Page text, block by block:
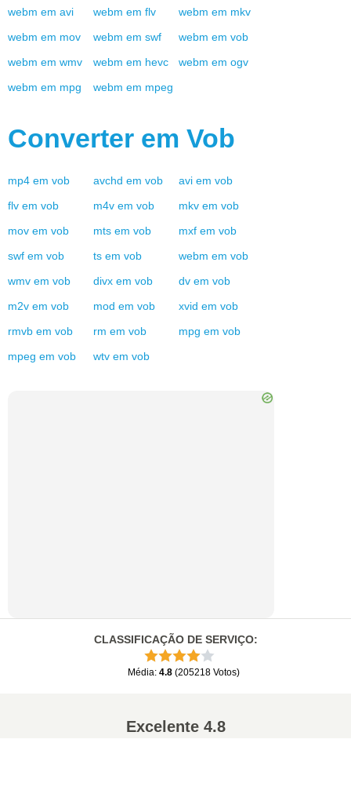
webm em avi webm em flv webm em mkv
webm em mov webm em swf webm em vob
webm em wmv webm em hevc webm em ogv
webm em mpg webm em mpeg
Converter em Vob
mp4 em vob avchd em vob avi em vob
flv em vob m4v em vob mkv em vob
mov em vob mts em vob mxf em vob
swf em vob ts em vob webm em vob
wmv em vob divx em vob dv em vob
m2v em vob mod em vob xvid em vob
rmvb em vob rm em vob mpg em vob
mpeg em vob wtv em vob
CLASSIFICAÇÃO DE SERVIÇO:
Média: 4.8 (205218 Votos)
Excelente4.8